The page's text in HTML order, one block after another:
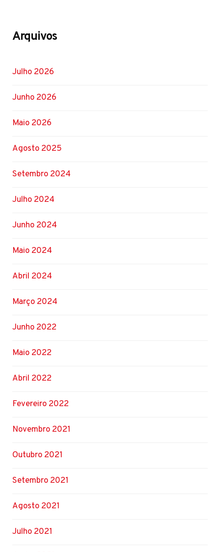
Arquivos
Julho 2026
Junho 2026
Maio 2026
Agosto 2025
Setembro 2024
Julho 2024
Junho 2024
Maio 2024
Abril 2024
Março 2024
Junho 2022
Maio 2022
Abril 2022
Fevereiro 2022
Novembro 2021
Outubro 2021
Setembro 2021
Agosto 2021
Julho 2021